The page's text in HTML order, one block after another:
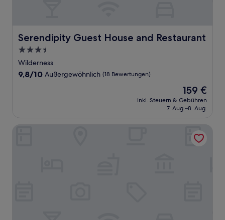
Serendipity Guest House and Restaurant
Serendipity Guest House and Restaurant
3.5-
Sterne-
Unterkunft
Wilderness
9.8
9,8/10 Außergewöhnlich (18 Bewertungen)
Der
Preis
beträgt
159 €
inkl. Steuern & Gebühren
7. Aug.–8. Aug.